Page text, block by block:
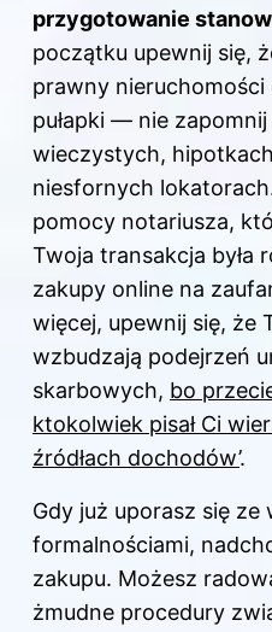
przygotowanie
początku upewnij się,
prawny
pułapki — nie
wieczystych,
niesfornych
pomocy notariusza,
Twoja transakcja była
zakupy online na
więcej, upewnij się, że
wzbudzają podejrzeń
skarbowych, bo
ktokolwiek pisał Ci
źródłach dochodów’.
Gdy już uporasz się ze
formalnościami,
zakupu. Możesz
żmudne procedury